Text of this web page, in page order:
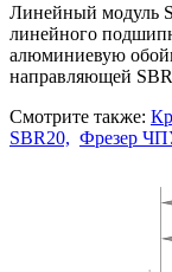
Линейный модуль
линейного
алюминиевую
направляющей
Смотрите также:
SBR20, Фрезер